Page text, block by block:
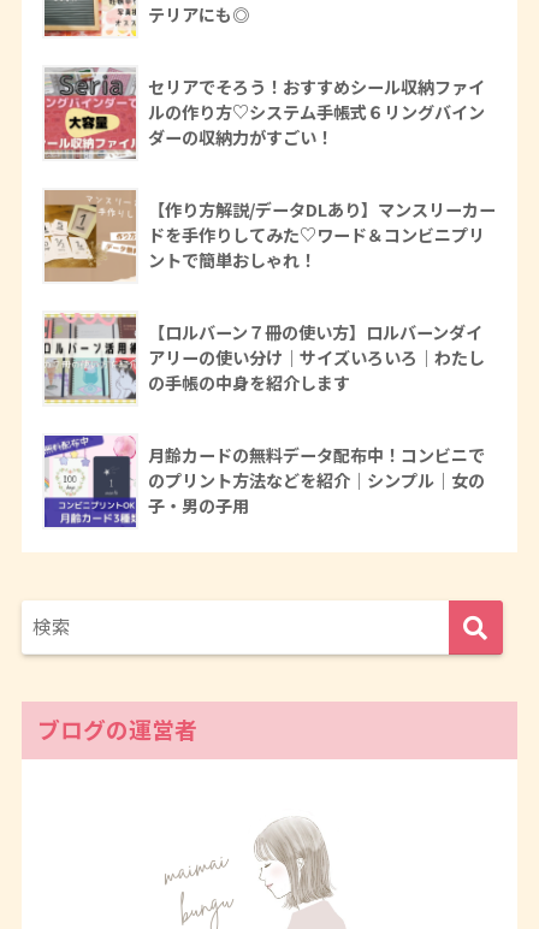
テリアにも◎
セリアでそろう！おすすめシール収納ファイ
ルの作り方♡システム手帳式６リングバイン
ダーの収納力がすごい！
【作り方解説/データDLあり】マンスリーカー
ドを手作りしてみた♡ワード＆コンビニプリ
ントで簡単おしゃれ！
【ロルバーン７冊の使い方】ロルバーンダイ
アリーの使い分け｜サイズいろいろ｜わたし
の手帳の中身を紹介します
月齢カードの無料データ配布中！コンビニで
のプリント方法などを紹介｜シンプル｜女の
子・男の子用
ブログの運営者